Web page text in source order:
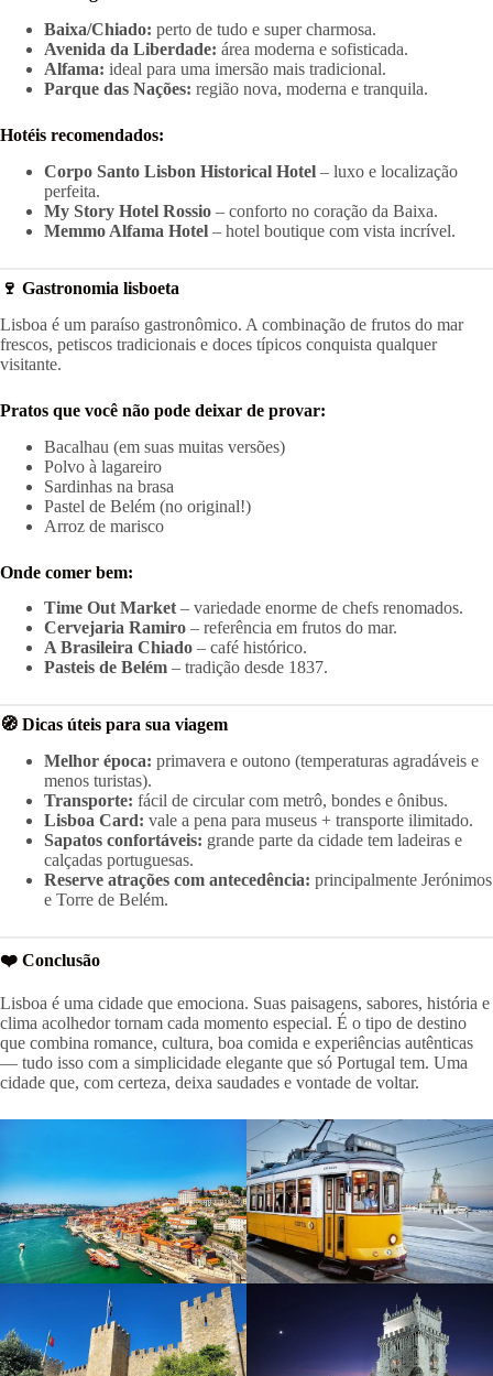
Baixa/Chiado: perto de tudo e super charmosa.
Avenida da Liberdade: área moderna e sofisticada.
Alfama: ideal para uma imersão mais tradicional.
Parque das Nações: região nova, moderna e tranquila.
Hotéis recomendados:
Corpo Santo Lisbon Historical Hotel – luxo e localização
perfeita.
My Story Hotel Rossio – conforto no coração da Baixa.
Memmo Alfama Hotel – hotel boutique com vista incrível.
🍷 Gastronomia lisboeta
Lisboa é um paraíso gastronômico. A combinação de frutos do mar
frescos, petiscos tradicionais e doces típicos conquista qualquer
visitante.
Pratos que você não pode deixar de provar:
Bacalhau (em suas muitas versões)
Polvo à lagareiro
Sardinhas na brasa
Pastel de Belém (no original!)
Arroz de marisco
Onde comer bem:
Time Out Market – variedade enorme de chefs renomados.
Cervejaria Ramiro – referência em frutos do mar.
A Brasileira Chiado – café histórico.
Pasteis de Belém – tradição desde 1837.
🧭 Dicas úteis para sua viagem
Melhor época: primavera e outono (temperaturas agradáveis e
menos turistas).
Transporte: fácil de circular com metrô, bondes e ônibus.
Lisboa Card: vale a pena para museus + transporte ilimitado.
Sapatos confortáveis: grande parte da cidade tem ladeiras e
calçadas portuguesas.
Reserve atrações com antecedência: principalmente Jerónimos
e Torre de Belém.
❤️ Conclusão
Lisboa é uma cidade que emociona. Suas paisagens, sabores, história e
clima acolhedor tornam cada momento especial. É o tipo de destino
que combina romance, cultura, boa comida e experiências autênticas
— tudo isso com a simplicidade elegante que só Portugal tem. Uma
cidade que, com certeza, deixa saudades e vontade de voltar.